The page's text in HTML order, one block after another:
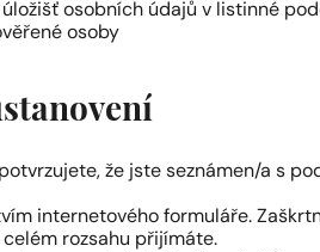
osobních údajů v listinné
osoby
že jste seznámen/a s
internetového formuláře.
rozsahu přijímáte.